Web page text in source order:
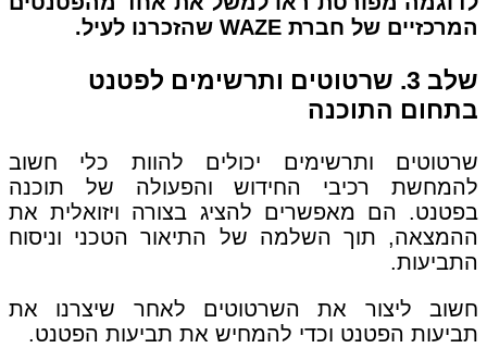
המרכזיים של חברת WAZE שהזכרנו לעיל.
שלב 3. שרטוטים ותרשימים לפטנט
בתחום התוכנה
שרטוטים ותרשימים יכולים להוות כלי חשוב
להמחשת רכיבי החידוש והפעולה של תוכנה
בפטנט. הם מאפשרים להציג בצורה ויזואלית את
ההמצאה, תוך השלמה של התיאור הטכני וניסוח
התביעות.
חשוב ליצור את השרטוטים לאחר שיצרנו את
תביעות הפטנט וכדי להמחיש את תביעות הפטנט.